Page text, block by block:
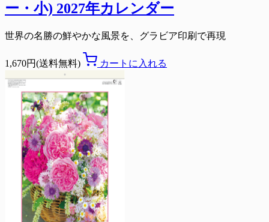
ー・小) 2027年カレンダー
世界の名勝の鮮やかな風景を、グラビア印刷で再現
1,670円(送料無料) カートに入れる